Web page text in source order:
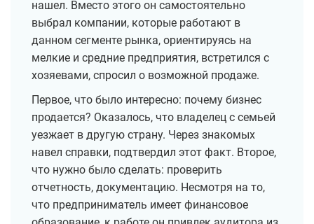
нашел. Вместо этого он самостоятельно
выбрал компании, которые работают в
данном сегменте рынка, ориентируясь на
мелкие и средние предприятия, встретился с
хозяевами, спросил о возможной продаже.
Первое, что было интересно: почему бизнес
продается? Оказалось, что владелец с семьей
уезжает в другую страну. Через знакомых
навел справки, подтвердил этот факт. Второе,
что нужно было сделать: проверить
отчетность, документацию. Несмотря на то,
что предприниматель имеет финансовое